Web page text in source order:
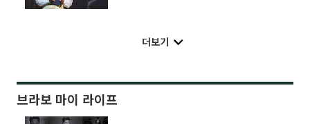
더보기
브라보 마이 라이프